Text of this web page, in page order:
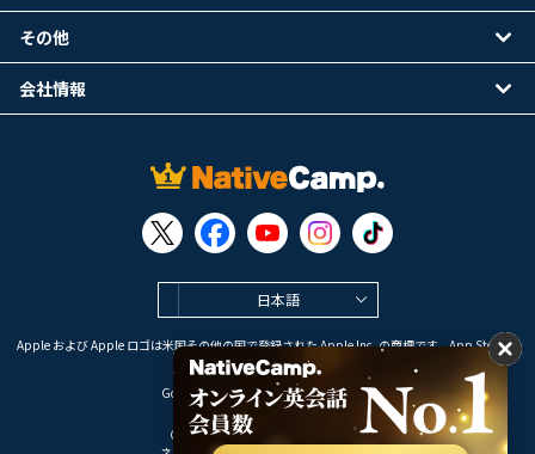
日本語
Apple および Apple ロゴは米国その他の国で登録された Apple Inc. の商標です。App Store は
Apple Inc. のサービスマークです。
Google Play は Google LLC の商標です。
Copyright © 2026 オンライン英会話
その他
会社情報